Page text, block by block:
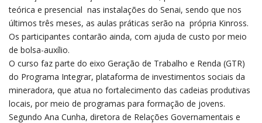
teórica e presencial nas instalações do Senai, sendo que nos
últimos três meses, as aulas práticas serão na própria Kinross.
Os participantes contarão ainda, com ajuda de custo por meio
de bolsa-auxílio.
O curso faz parte do eixo Geração de Trabalho e Renda (GTR)
do Programa Integrar, plataforma de investimentos sociais da
mineradora, que atua no fortalecimento das cadeias produtivas
locais, por meio de programas para formação de jovens.
Segundo Ana Cunha, diretora de Relações Governamentais e